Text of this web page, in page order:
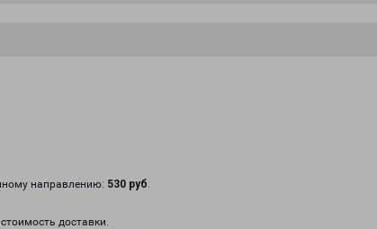
направлению: 530 руб.
доставки.